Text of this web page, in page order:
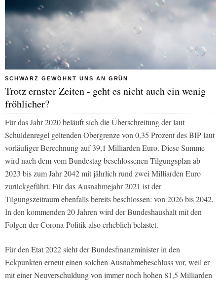
SCHWARZ GEWÖHNT UNS AN GRÜN
Trotz ernster Zeiten - geht es nicht auch ein wenig
fröhlicher?
Für das Jahr 2020 beläuft sich die Überschreitung der laut
Schuldenregel geltenden Obergrenze von 0,35 Prozent des BIP laut
vorläufiger Berechnung auf 39,1 Milliarden Euro. Diese Summe
wird nach dem vom Bundestag beschlossenen Tilgungsplan ab
2023 bis zum Jahr 2042 mit jährlich rund zwei Milliarden Euro
zurückgeführt. Für das Ausnahmejahr 2021 ist der
Tilgungszeitraum ebenfalls bereits beschlossen: von 2026 bis 2042.
In den kommenden 20 Jahren wird der Bundeshaushalt mit den
Folgen der Corona-Politik also erheblich belastet.
Für den Etat 2022 sieht der Bundesfinanzminister in den
Eckpunkten erneut einen solchen Ausnahmebeschluss vor, weil er
mit einer Neuverschuldung von immer noch hohen 81,5 Milliarden